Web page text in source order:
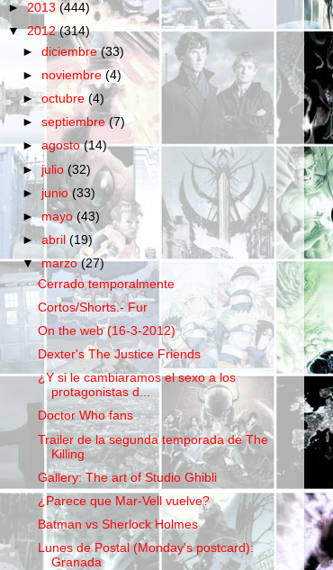
►2013 (444)
▼2012(314)
►diciembre(33)
► noviembre(4)
►octubre(4)
►septiembre(7)
►agosto(14)
►julio(32)
► junio(33)
►mayo(43)
►abril(19)
▼marzo(27)
Cerrado temporalmente
Cortos/Shorts.- Fur
On the web (16-3-2012)
Dexter's The Justice Friends
¿Y si le cambiaramos el sexo a los
protagonistas d...
Doctor Who fans
Trailer de la segunda temporada de The
Killing
Gallery: The art of Studio Ghibli
¿Parece que Mar-Vell vuelve?
Batman vs Sherlock Holmes
Lunes de Postal (Monday's postcard):
Granada